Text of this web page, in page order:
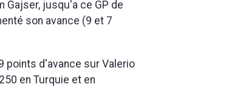
jusqu'a ce GP de
son avance (9 et 7
points d'avance sur Valerio
en Turquie et en